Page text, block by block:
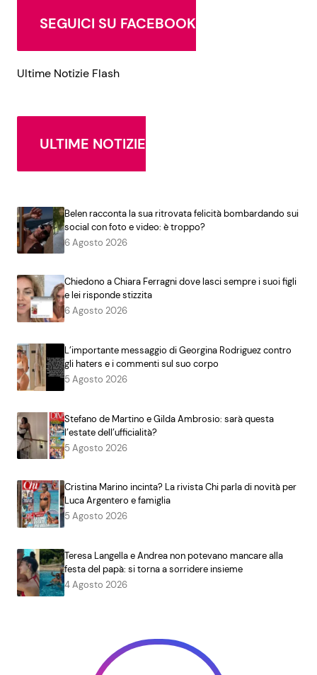
SEGUICI SU FACEBOOK
Ultime Notizie Flash
ULTIME NOTIZIE
Belen racconta la sua ritrovata felicità bombardando sui
social con foto e video: è troppo?
6 Agosto 2026
Chiedono a Chiara Ferragni dove lasci sempre i suoi figli
e lei risponde stizzita
6 Agosto 2026
L’importante messaggio di Georgina Rodriguez contro
gli haters e i commenti sul suo corpo
5 Agosto 2026
Stefano de Martino e Gilda Ambrosio: sarà questa
l’estate dell’ufficialità?
5 Agosto 2026
Cristina Marino incinta? La rivista Chi parla di novità per
Luca Argentero e famiglia
5 Agosto 2026
Teresa Langella e Andrea non potevano mancare alla
festa del papà: si torna a sorridere insieme
4 Agosto 2026